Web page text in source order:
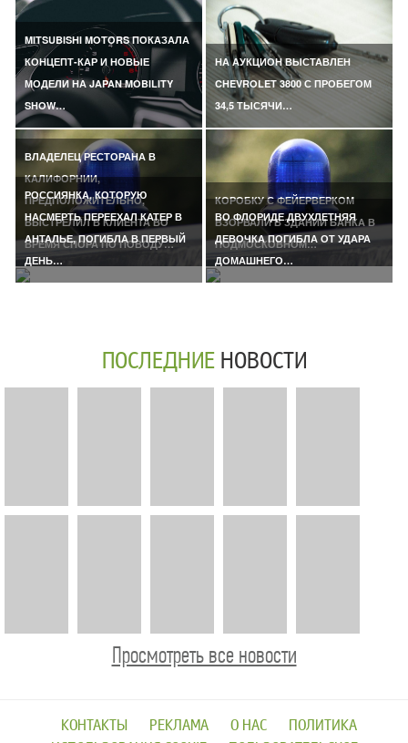
MITSUBISHI MOTORS ПОКАЗАЛА
КОНЦЕПТ-КАР И НОВЫЕ
МОДЕЛИ НА JAPAN MOBILITY
SHOW…
НА АУКЦИОН ВЫСТАВЛЕН
CHEVROLET 3800 С ПРОБЕГОМ
34,5 ТЫСЯЧИ…
ВЛАДЕЛЕЦ РЕСТОРАНА В
КАЛИФОРНИИ,
ПРЕДПОЛОЖИТЕЛЬНО,
ВЫСТРЕЛИЛ В КЛИЕНТА ВО
ВРЕМЯ СПОРА ПО ПОВОДУ…
КОРОБКУ С ФЕЙЕРВЕРКОМ
ВЗОРВАЛИ В ЗДАНИИ БАНКА В
ПОДМОСКОВНОМ…
РОССИЯНКА, КОТОРУЮ
НАСМЕРТЬ ПЕРЕЕХАЛ КАТЕР В
АНТАЛЬЕ, ПОГИБЛА В ПЕРВЫЙ
ДЕНЬ…
ВО ФЛОРИДЕ ДВУХЛЕТНЯЯ
ДЕВОЧКА ПОГИБЛА ОТ УДАРА
ДОМАШНЕГО…
ПОСЛЕДНИЕ НОВОСТИ
Просмотреть все новости
КОНТАКТЫ РЕКЛАМА О НАС
ПОЛИТИКА